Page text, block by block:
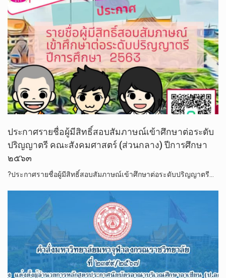
ประกาศรายชื่อผู้มีสิทธิ์สอบสัมภาษณ์เข้าศึกษาต่อระดับ
ปริญญาตรี​ คณะ​สังคม​ศาสตร์​ (ส่วนกลาง) ปีการศึกษา
๒๕๖๓
?ประกาศรายชื่อผู้มีสิทธิ์สอบสัมภาษณ์เข้าศึกษาต่อระดับปริญญาตรี​…